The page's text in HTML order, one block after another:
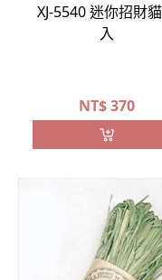
XJ-5540 迷你招財
入
NT$370